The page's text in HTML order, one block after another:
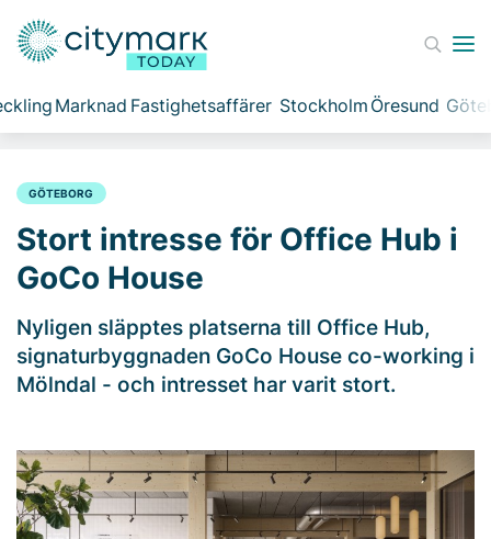
Marknad Fastighetsaffärer Stockholm Öresund
GÖTEBORG
Stort intresse för Office Hub i
GoCo House
Nyligen släpptes platserna till Office Hub,
signaturbyggnaden GoCo House co-working i
Mölndal - och intresset har varit stort.